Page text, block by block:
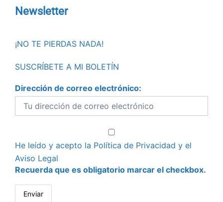
Newsletter
¡NO TE PIERDAS NADA!
SUSCRÍBETE A MI BOLETÍN
Dirección de correo electrónico:
He leído y acepto la Política de Privacidad y el
Aviso Legal
Recuerda que es obligatorio marcar el checkbox.